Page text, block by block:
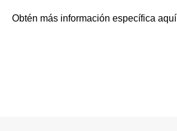
Obtén más información específica